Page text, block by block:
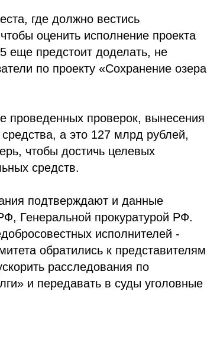
где должно вестись
оценить исполнение проекта
еще предстоит доделать, не
по проекту «Сохранение озера
проведенных проверок, вынесения
а это 127 млрд рублей,
чтобы достичь целевых
средств.
подтверждают и данные
Генеральной прокуратурой РФ.
исполнителей -
обратились к представителям
расследования по
и передавать в суды уголовные